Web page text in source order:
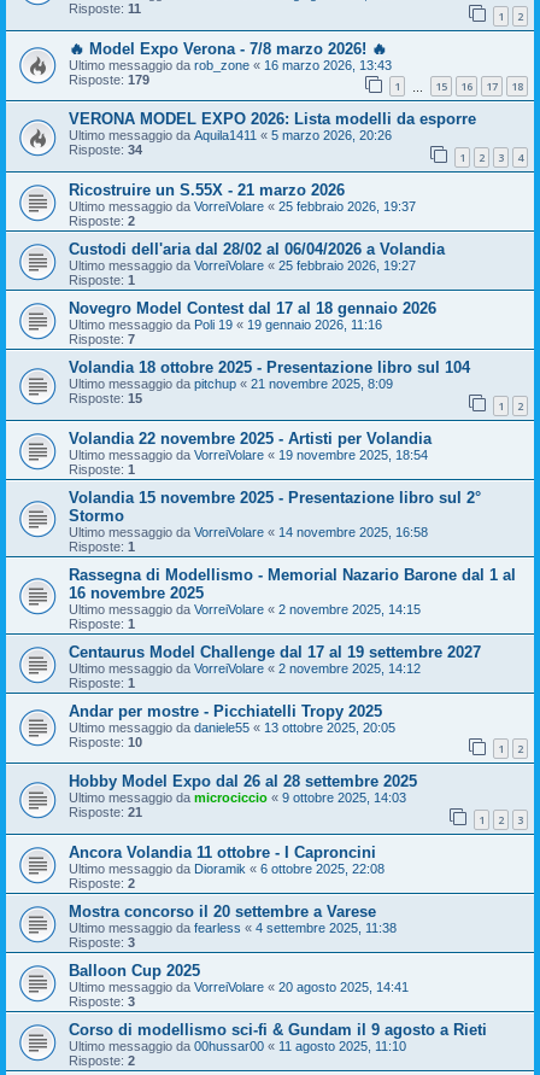
Risposte: 11 1 2
🔥 Model Expo Verona - 7/8 marzo 2026! 🔥
Ultimo messaggio da rob_zone « 16 marzo 2026, 13:43
Risposte: 179 1 15 16 17 18
VERONA MODEL EXPO 2026: Lista modelli da esporre
Ultimo messaggio da Aquila1411 « 5 marzo 2026, 20:26
Risposte: 34 1 2 3 4
Ricostruire un S.55X - 21 marzo 2026
Ultimo messaggio da VorreiVolare « 25 febbraio 2026, 19:37
Risposte: 2
Custodi dell'aria dal 28/02 al 06/04/2026 a Volandia
Ultimo messaggio da VorreiVolare « 25 febbraio 2026, 19:27
Risposte: 1
Novegro Model Contest dal 17 al 18 gennaio 2026
Ultimo messaggio da Poli 19 « 19 gennaio 2026, 11:16
Risposte: 7
Volandia 18 ottobre 2025 - Presentazione libro sul 104
Ultimo messaggio da pitchup « 21 novembre 2025, 8:09
Risposte: 15 1 2
Volandia 22 novembre 2025 - Artisti per Volandia
Ultimo messaggio da VorreiVolare « 19 novembre 2025, 18:54
Risposte: 1
Volandia 15 novembre 2025 - Presentazione libro sul 2°
Stormo
Ultimo messaggio da VorreiVolare « 14 novembre 2025, 16:58
Risposte: 1
Rassegna di Modellismo - Memorial Nazario Barone dal 1 al
16 novembre 2025
Ultimo messaggio da VorreiVolare « 2 novembre 2025, 14:15
Risposte: 1
Centaurus Model Challenge dal 17 al 19 settembre 2027
Ultimo messaggio da VorreiVolare « 2 novembre 2025, 14:12
Risposte: 1
Andar per mostre - Picchiatelli Tropy 2025
Ultimo messaggio da daniele55 « 13 ottobre 2025, 20:05
Risposte: 10 1 2
Hobby Model Expo dal 26 al 28 settembre 2025
Ultimo messaggio da microciccio « 9 ottobre 2025, 14:03
Risposte: 21 1 2 3
Ancora Volandia 11 ottobre - I Caproncini
Ultimo messaggio da Dioramik « 6 ottobre 2025, 22:08
Risposte: 2
Mostra concorso il 20 settembre a Varese
Ultimo messaggio da fearless « 4 settembre 2025, 11:38
Risposte: 3
Balloon Cup 2025
Ultimo messaggio da VorreiVolare « 20 agosto 2025, 14:41
Risposte: 3
Corso di modellismo sci-fi & Gundam il 9 agosto a Rieti
Ultimo messaggio da 00hussar00 « 11 agosto 2025, 11:10
Risposte: 2